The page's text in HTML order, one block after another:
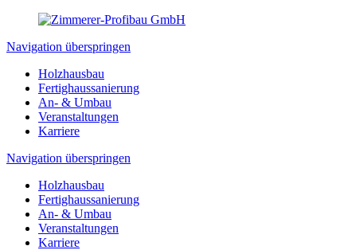
Navigation überspringen
Holzhausbau
Fertighaussanierung
An- & Umbau
Veranstaltungen
Karriere
Navigation überspringen
Holzhausbau
Fertighaussanierung
An- & Umbau
Veranstaltungen
Karriere